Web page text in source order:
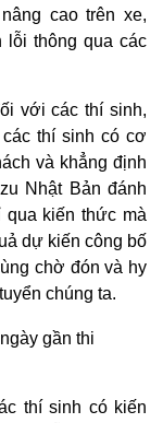
cao trên xe,
lỗi thông qua các
với các thí sinh,
thí sinh có cơ
và khẳng định
Nhật Bản đánh
kiến thức mà
dự kiến công bố
chờ đón và hy
chúng ta.
gần thi
thí sinh có kiến